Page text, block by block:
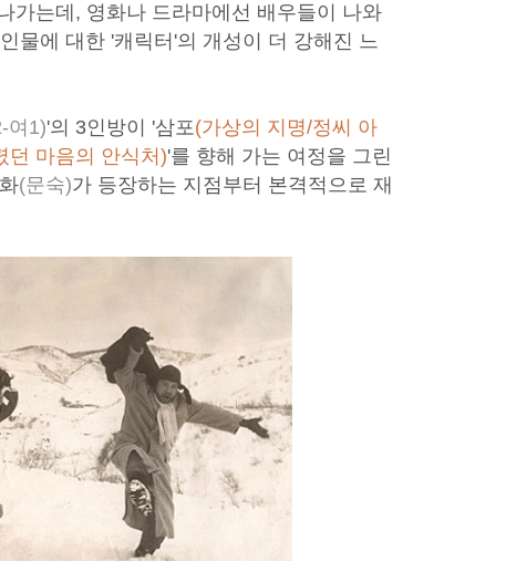
가는데, 영화나 드라마에선 배우들이 나와
물에 대한 '캐릭터'의 개성이 더 강해진 느
여1)'의 3인방이 '삼포(가상의 지명/정씨 아
던 마음의 안식처)'를 향해 가는 여정을 그린
(문숙)가 등장하는 지점부터 본격적으로 재